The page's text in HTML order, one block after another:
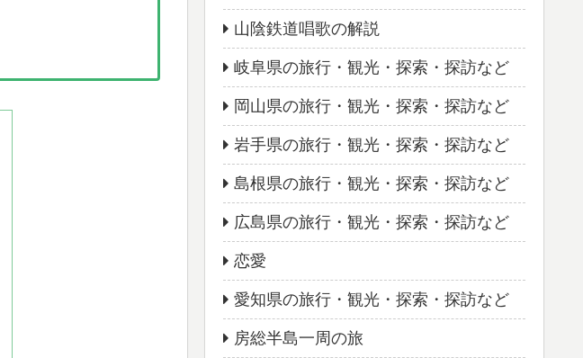
山陰鉄道唱歌の解説
岐阜県の旅行・観光・探索・探訪など
岡山県の旅行・観光・探索・探訪など
岩手県の旅行・観光・探索・探訪など
島根県の旅行・観光・探索・探訪など
広島県の旅行・観光・探索・探訪など
恋愛
愛知県の旅行・観光・探索・探訪など
房総半島一周の旅